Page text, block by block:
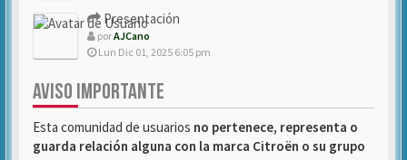
Presentación
porAJCano
Lun Dic 01, 2025 6:05 pm
AVISO IMPORTANTE
Esta comunidad de usuarios no pertenece, representa o
guarda relación alguna con la marca Citroën o su grupo